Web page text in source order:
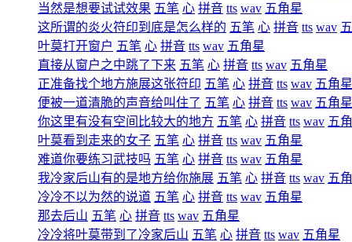
当然是想要试试效果 五笔 心 拼音 tts wav 五角星
这所谓的炎火符印到底是怎么样的 五笔 心 拼音 tts wav
叶莫打开窗户 五笔 心 拼音 tts wav 五角星
直接从窗户之中跳了下来 五笔 心 拼音 tts wav 五角星
正准备找个地方施展这张符印 五笔 心 拼音 tts wav 五角星
便被一道清脆的声音给叫住了 五笔 心 拼音 tts wav 五角星
你这里有没有空间比较大的地方 五笔 心 拼音 tts wav 五
叶莫看到走来的女子 五笔 心 拼音 tts wav 五角星
难道你要练习武技吗 五笔 心 拼音 tts wav 五角星
我冷家后山有的是地方给你施展 五笔 心 拼音 tts wav 五
冷冷不以为然的说道 五笔 心 拼音 tts wav 五角星
那去后山 五笔 心 拼音 tts wav 五角星
冷冷将叶莫带到了冷家后山 五笔 心 拼音 tts wav 五角星